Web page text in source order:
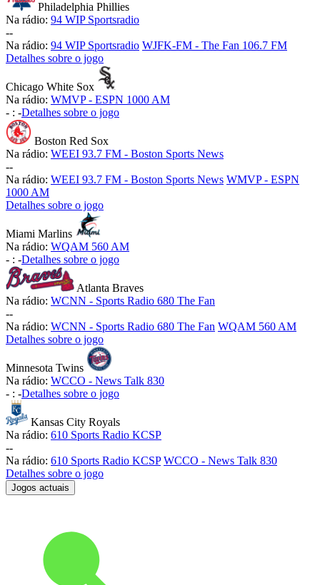
Philadelphia Phillies
Na rádio: 94 WIP Sportsradio
--
Na rádio: 94 WIP Sportsradio WJFK-FM - The Fan 106.7 FM
Detalhes sobre o jogo
Chicago White Sox
Na rádio: WMVP - ESPN 1000 AM
- : -Detalhes sobre o jogo
Boston Red Sox
Na rádio: WEEI 93.7 FM - Boston Sports News
--
Na rádio: WEEI 93.7 FM - Boston Sports News WMVP - ESPN
1000 AM
Detalhes sobre o jogo
Miami Marlins
Na rádio: WQAM 560 AM
- : -Detalhes sobre o jogo
Atlanta Braves
Na rádio: WCNN - Sports Radio 680 The Fan
--
Na rádio: WCNN - Sports Radio 680 The Fan WQAM 560 AM
Detalhes sobre o jogo
Minnesota Twins
Na rádio: WCCO - News Talk 830
- : -Detalhes sobre o jogo
Kansas City Royals
Na rádio: 610 Sports Radio KCSP
--
Na rádio: 610 Sports Radio KCSP WCCO - News Talk 830
Detalhes sobre o jogo
Jogos actuais